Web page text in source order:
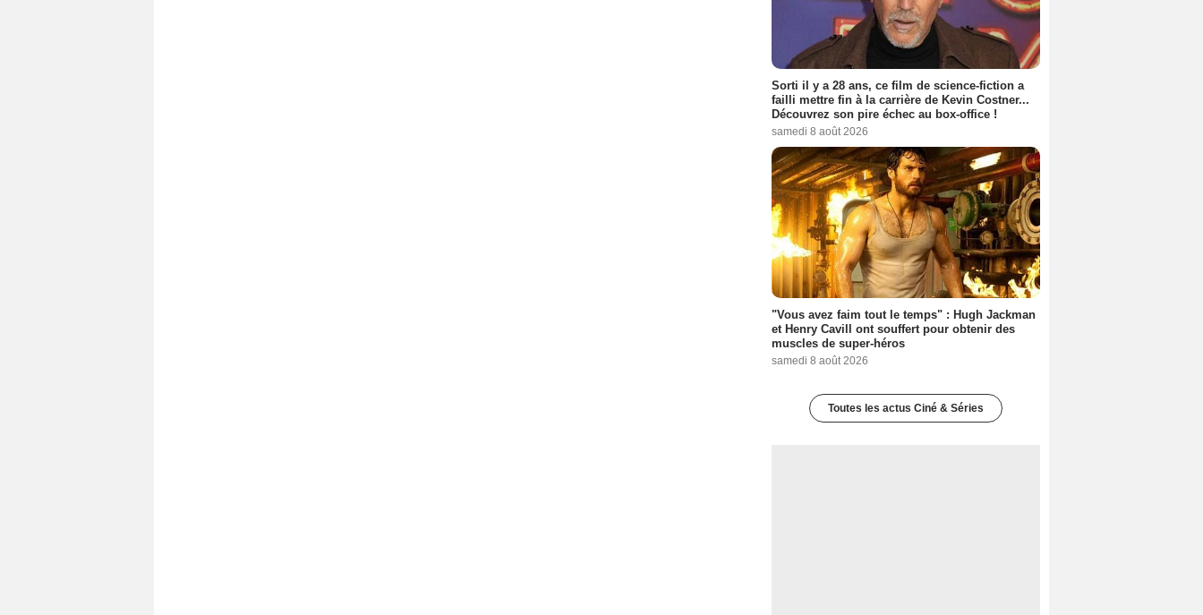
Sorti il y a 28 ans, ce film de science-fiction a
failli mettre fin à la carrière de Kevin Costner...
Découvrez son pire échec au box-office !
samedi 8 août 2026
"Vous avez faim tout le temps" : Hugh Jackman
et Henry Cavill ont souffert pour obtenir des
muscles de super-héros
samedi 8 août 2026
Toutes les actus Ciné & Séries